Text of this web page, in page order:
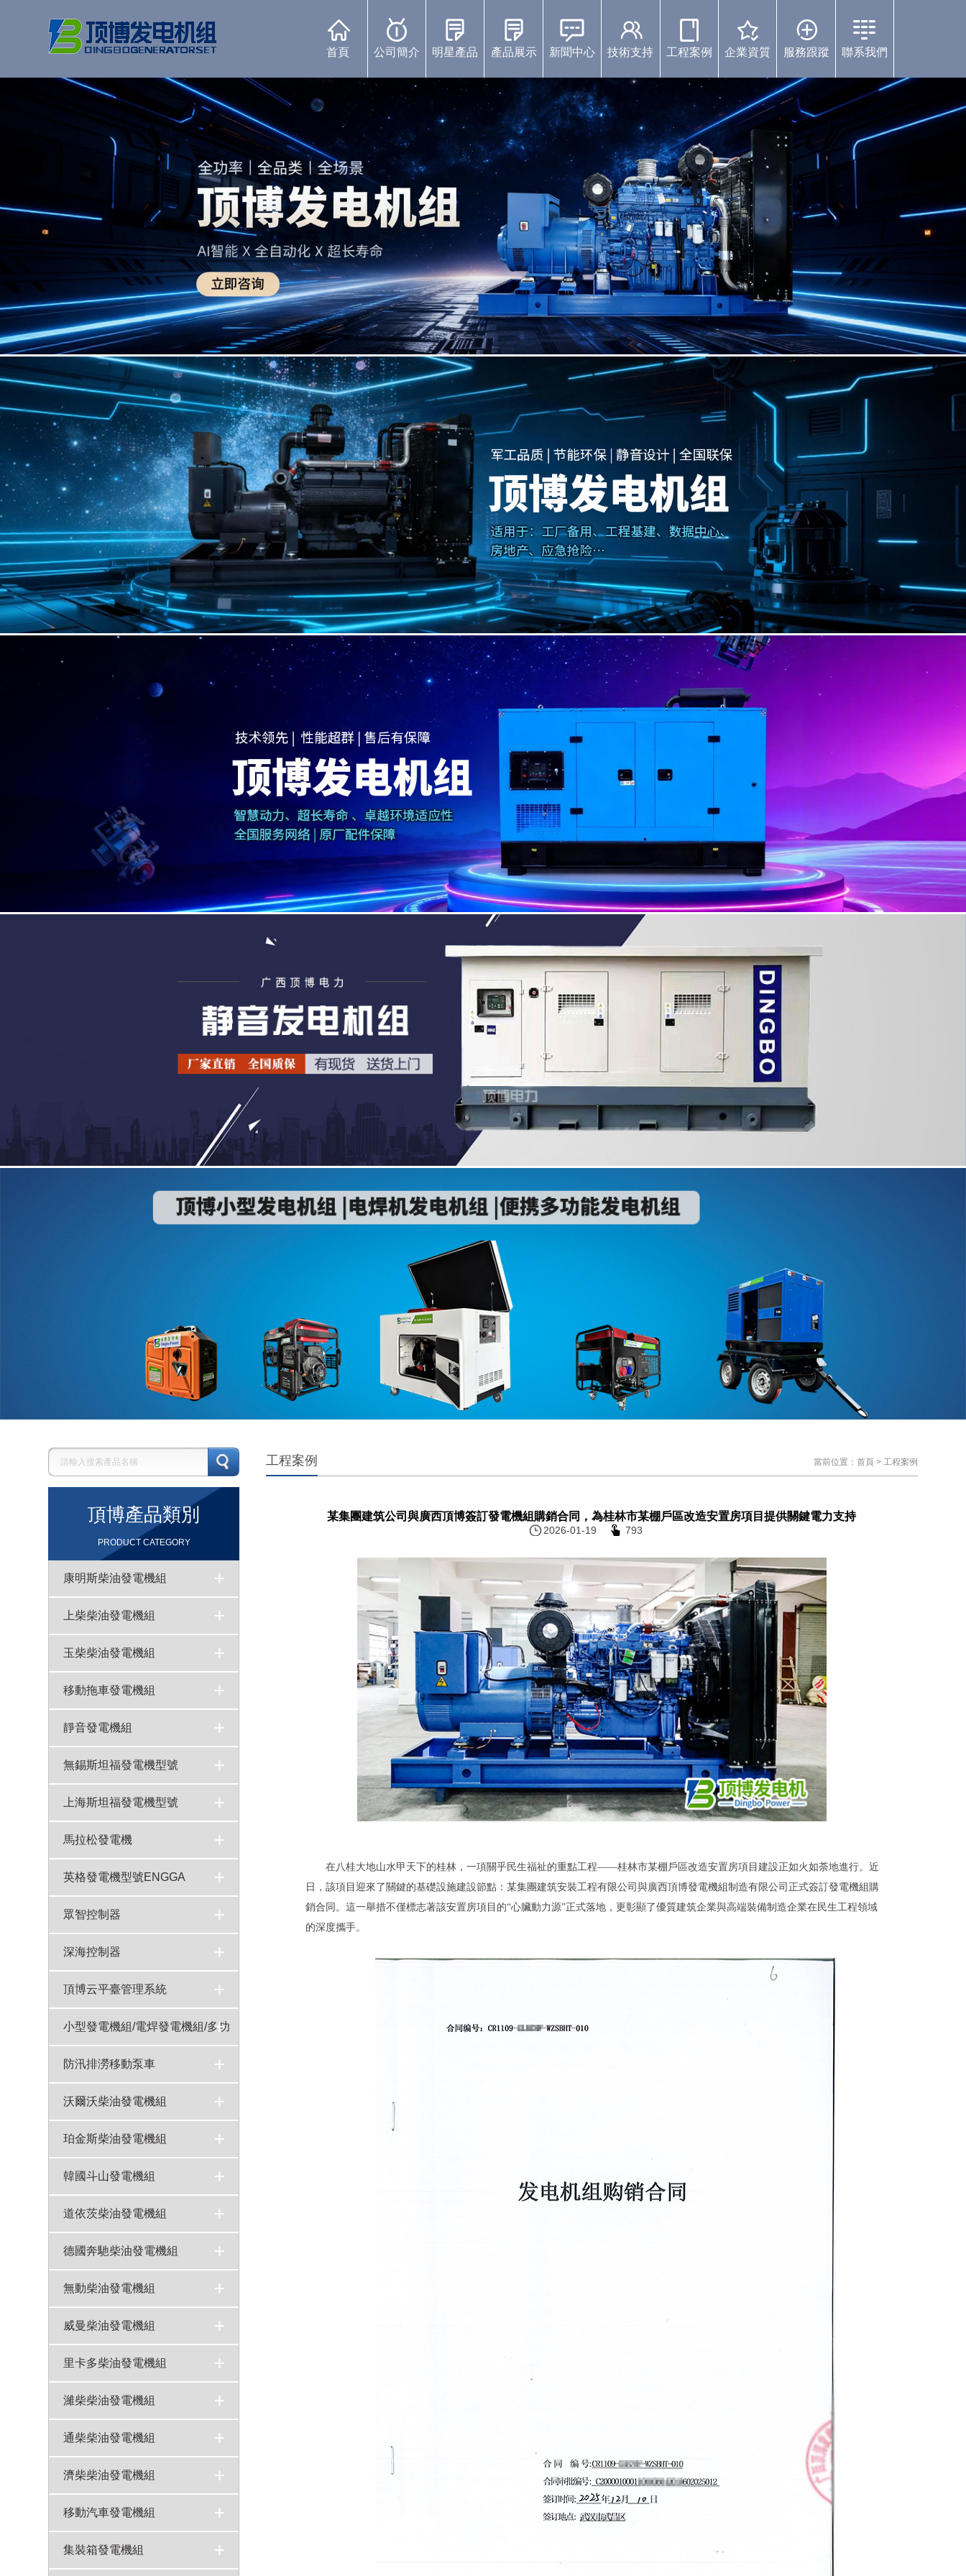
首頁 公司簡介 明星產品
靜音發電機組
濰柴發電機組
珀金斯發電機組
沃爾沃發電機組
康明斯柴油發電機組
上柴發電機組
玉柴發電機組
產品展示 新聞中心
視頻展示
企業動態
中標通知書
技術支持 工程案例
案例中心
企業資質 服務跟蹤 聯系我們
頂博產品類別
PRODUCT CATEGORY
康明斯柴油發電機組
>
>
>
>
>
>
>
>
上柴柴油發電機組
上柴發電機組 >
>
>
>
>
>
>
玉柴柴油發電機組
玉柴發電機組 >
>
>
>
>
>
>
移動拖車發電機組
移動式發電機組 >
靜音發電機組
靜音發電機組 >
無錫斯坦福發電機型號
上海斯坦福發電機型號
馬拉松發電機
英格發電機型號ENGGA
眾智控制器
深海控制器
頂博云平臺管理系統
小型發電機組/電焊發電機組/多功
能發電機組
15-40KW汽油靜音發電機組 >
>
5KW汽油靜音發電機組 >
10-20KW汽油發電機雙缸風冷 >
8KW汽油機開架式發電機組 >
>
>
>
120A-180A汽油發電焊機 >
>
250A柴油發電電焊機 >
20KW汽油變頻發電機組 >
10KW汽油變頻發電機組 >
5KW靜音汽油變頻發電機組 >
5KW汽油變頻發電機組 >
3KW手提式變頻汽油發電機 >
基站專用直流電機 >
>
>
>
>
700W背負式汽油發電機組 >
5KW汽油移動照明燈 >
4-8寸汽油機水泵參數報價 >
防汛排澇移動泵車
自卸式排水方艙 >
QZ系列自吸式柴油機水泵機組 >
頂博柴油機水泵機組 >
沃爾沃柴油發電機組
沃爾沃發電機組 >
>
>
>
>
珀金斯柴油發電機組
珀金斯柴油發電機組 >
>
>
>
韓國斗山發電機組
>
>
>
韓國斗山發電機組 >
道依茨柴油發電機組
>
>
>
道依茨柴油發電機組 >
德國奔馳柴油發電機組
>
>
>
奔馳發電機組 >
無動柴油發電機組
>
>
>
無動發電機組 >
威曼柴油發電機組
>
>
威曼柴油發電機組 >
里卡多柴油發電機組
>
>
里卡多多發電機組 >
濰柴柴油發電機組
濰柴發電機組 >
>
>
>
>
通柴柴油發電機組
>
>
通柴發電機組 >
濟柴柴油發電機組
>
濟柴發電機組 >
移動汽車發電機組
移動電源車 >
移動汽車發電機組 >
集裝箱發電機組
工程案例 當前位置： 首頁> 工程案例
某集團建筑公司與廣西頂博簽訂發電機組購銷合同，為桂林市某棚戶區改造安置房項目提供關鍵電力支持
2026-01-19 793
在八桂大地山水甲天下的桂林，一項關乎民生福祉的重點工程——桂林市某棚戶區改造安置房項目建設正如火如荼地進行。近
日，該項目迎來了關鍵的基礎設施建設節點：某集團建筑安裝工程有限公司與廣西頂博發電機組制造有限公司正式簽訂發電機組購
銷合同。這一舉措不僅標志著該安置房項目的“心臟動力源”正式落地，更彰顯了優質建筑企業與高端裝備制造企業在民生工程領域
的深度攜手。